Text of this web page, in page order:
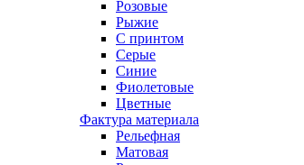
Розовые
Рыжие
С принтом
Серые
Синие
Фиолетовые
Цветные
Фактура материала
Рельефная
Матовая